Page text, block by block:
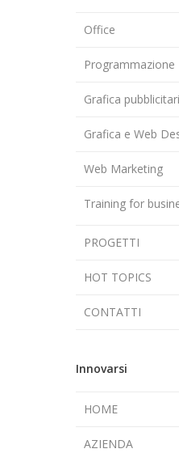
Office
Programmazione
Grafica
Grafica e Web
Web Marketing
Training for
PROGETTI
HOT TOPICS
CONTATTI
Innovarsi
HOME
AZIENDA